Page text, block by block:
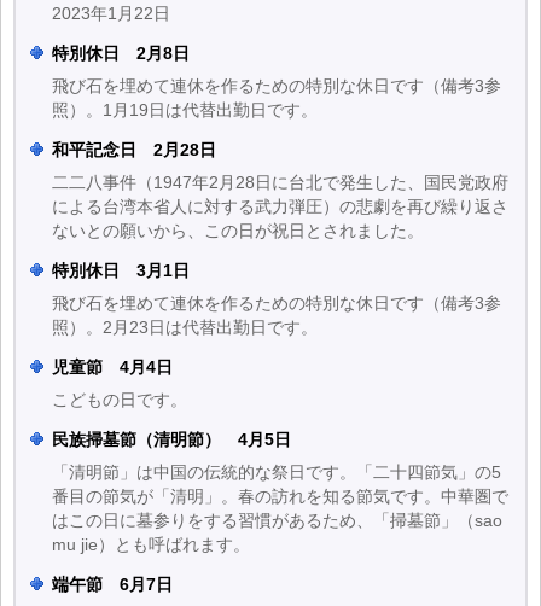
2023年1月22日
特別休日 2月8日
飛び石を埋めて連休を作るための特別な休日です（備考3参
照）。1月19日は代替出勤日です。
和平記念日 2月28日
二二八事件（1947年2月28日に台北で発生した、国民党政府
による台湾本省人に対する武力弾圧）の悲劇を再び繰り返さ
ないとの願いから、この日が祝日とされました。
特別休日 3月1日
飛び石を埋めて連休を作るための特別な休日です（備考3参
照）。2月23日は代替出勤日です。
児童節 4月4日
こどもの日です。
民族掃墓節（清明節） 4月5日
「清明節」は中国の伝統的な祭日です。「二十四節気」の5
番目の節気が「清明」。春の訪れを知る節気です。中華圏で
はこの日に墓参りをする習慣があるため、「掃墓節」（sao
mu jie）とも呼ばれます。
端午節 6月7日